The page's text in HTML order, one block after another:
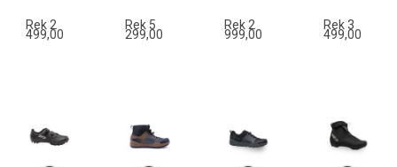
Rek 2
499,00
Rek 5
299,00
Rek 2
999,00
Rek 3
499,00